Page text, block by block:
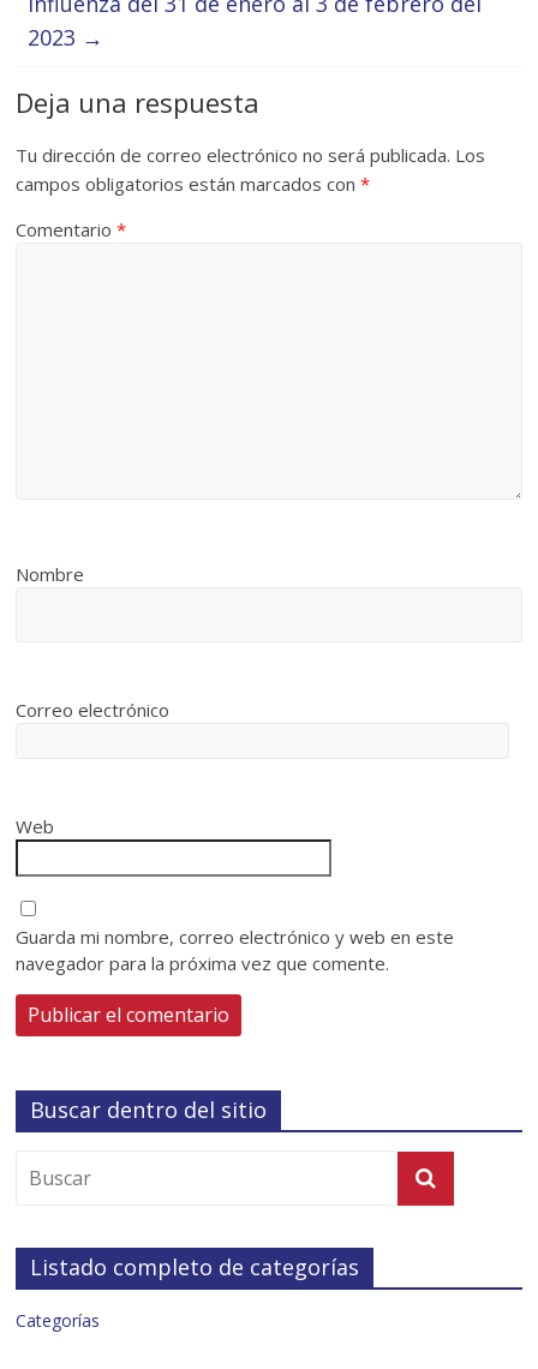
2023 →
Deja una respuesta
Tu dirección de correo electrónico no será publicada. Los
campos obligatorios están marcados con*
Comentario*
Nombre
Correo electrónico
Web
Guarda mi nombre, correo electrónico y web en este
navegador para la próxima vez que comente.
Buscar dentro del sitio
Listado completo de categorías
Categorías